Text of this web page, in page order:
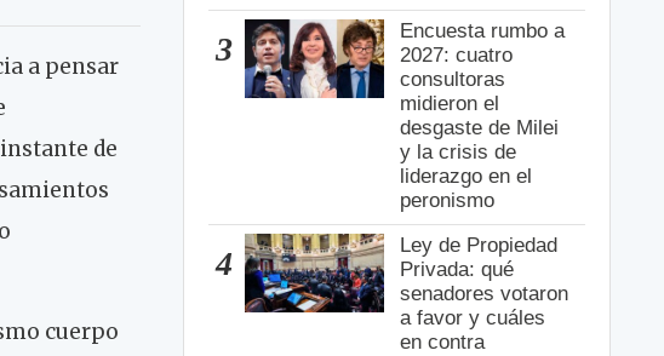
a pensar
de
cuerpo
3
Encuesta rumbo a
2027: cuatro
consultoras
midieron el
desgaste de Milei
y la crisis de
liderazgo en el
peronismo
4
Ley de Propiedad
Privada: qué
senadores votaron
a favor y cuáles
en contra